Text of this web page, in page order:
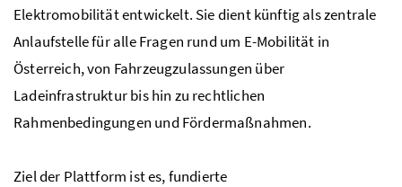
Elektromobilität entwickelt. Sie dient künftig als zentrale
Anlaufstelle für alle Fragen rund um E-Mobilität in
Österreich, von Fahrzeugzulassungen über
Ladeinfrastruktur bis hin zu rechtlichen
Rahmenbedingungen und Fördermaßnahmen.
Ziel der Plattform ist es, fundierte